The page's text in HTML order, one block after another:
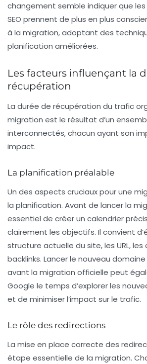
changement semble indiquer que
SEO prennent de plus en plus
à la migration, adoptant des
planification améliorées.
Les facteurs influençant la
récupération
La durée de récupération du trafic
migration est le résultat d’un
interconnectés, chacun ayant son
impact.
La planification préalable
Un des aspects cruciaux pour une
la planification. Avant de lancer la
essentiel de créer un calendrier
clairement les objectifs. Il convient
structure actuelle du site, les URL,
backlinks. Lancer le nouveau
avant la migration officielle peut
Google le temps d’explorer les
et de minimiser l’impact sur le trafic.
Le rôle des redirections
La mise en place correcte des
étape essentielle de la migration.